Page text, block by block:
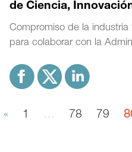
de Ciencia,
Compromiso de la
para colaborar con la
« 1 … 78 79